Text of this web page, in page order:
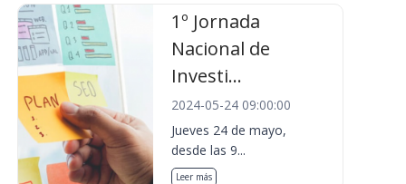
1º Jornada
Nacional de
Investi...
2024-05-24 09:00:00
Jueves 24 de mayo,
desde las 9...
Leer más